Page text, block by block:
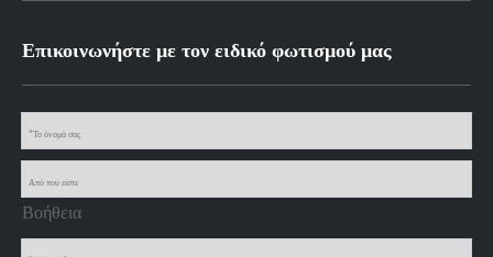
Επικοινωνήστε με τον ειδικό φωτισμού μας
Βοήθεια